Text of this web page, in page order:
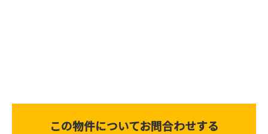
この物件についてお問合わせする